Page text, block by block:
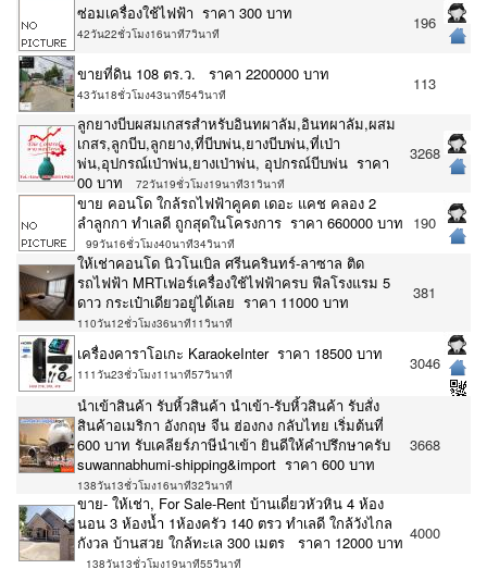
ซ่อมเครื่องใช้ไฟฟ้า ราคา 300 บาท
42วัน22ชั่วโมง16นาที7วินาที
196
ขายที่ดิน 108 ตร.ว. ราคา 2200000 บาท
43วัน18ชั่วโมง43นาที54วินาที
113
ลูกยางบีบผสมเกสรสำหรับอินทผาลัม,อินทผาลัม,ผสม
เกสร,ลูกบีบ,ลูกยาง,ที่บีบพ่น,ยางบีบพ่น,ที่เป่า
พ่น,อุปกรณ์เป่าพ่น,ยางเป่าพ่น, อุปกรณ์บีบพ่น ราคา
00 บาท
72วัน19ชั่วโมง19นาที31วินาที
3268
ขาย คอนโด ใกล้รถไฟฟ้าคูคต เดอะ แคช คลอง 2
ลำลูกกา ทำเลดี ถูกสุดในโครงการ ราคา 660000 บาท
99วัน16ชั่วโมง40นาที34วินาที
190
ให้เช่าคอนโด นิวโนเบิล ศรีนครินทร์-ลาซาล ติด
รถไฟฟ้า MRTเฟอร์เครื่องใช้ไฟฟ้าครบ ฟีลโรงแรม 5
ดาว กระเป๋าเดียวอยู่ได้เลย ราคา 11000 บาท
110วัน12ชั่วโมง36นาที11วินาที
381
เครื่องคาราโอเกะ KaraokeInter ราคา 18500 บาท
111วัน23ชั่วโมง11นาที57วินาที
3046
นำเข้าสินค้า รับหิ้วสินค้า นำเข้า-รับหิ้วสินค้า รับสั่ง
สินค้าอเมริกา อังกฤษ จีน ฮ่องกง กลับไทย เริ่มต้นที่
600 บาท รับเคลียร์ภาษีนำเข้า ยินดีให้คำปรึกษาครับ
suwannabhumi-shipping&import ราคา 600 บาท
138วัน13ชั่วโมง16นาที32วินาที
3668
ขาย- ให้เช่า, For Sale-Rent บ้านเดี่ยวหัวหิน 4 ห้อง
นอน 3 ห้องน้ำ 1ห้องครัว 140 ตรว ทำเลดี ใกล้วังไกล
กังวล บ้านสวย ใกล้ทะเล 300 เมตร ราคา 12000 บาท
138วัน13ชั่วโมง19นาที55วินาที
4000